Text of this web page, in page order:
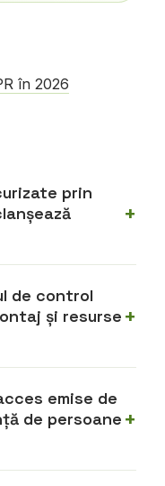
în 2026
prin
de control
și resurse
emise de
de persoane